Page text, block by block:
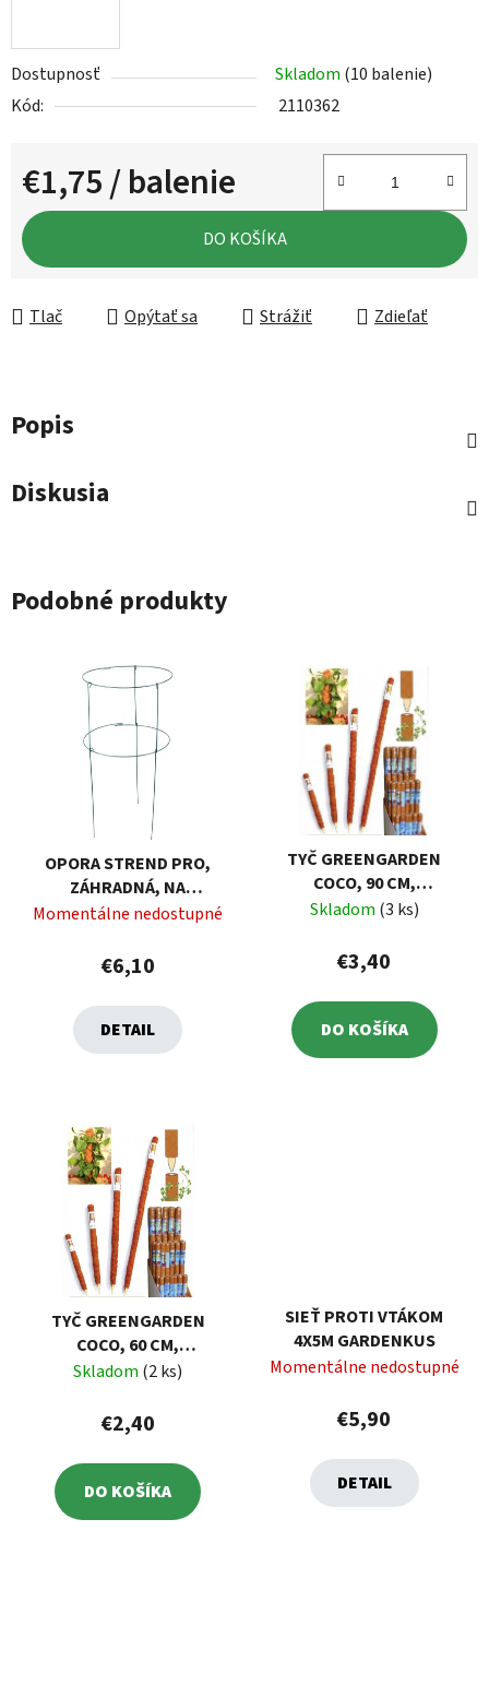
Dostupnosť Skladom (10 balenie)
Kód:
2110362
€1,75/ balenie
Jednotková cena:
DO KOŠÍKA
Tlač Opýtať sa Strážiť Zdieľať
Popis
Diskusia
Podobné produkty
OPORA STREND PRO,
ZÁHRADNÁ, NA
RASTLINY, KRUHOVÁ,
Momentálne nedostupné
€6,10
DETAIL
TYČ GREENGARDEN
COCO, 90 CM,
KOKOSOVÁ, OPORNÁ K
Skladom (3 ks)
€3,40
DO KOŠÍKA
TYČ GREENGARDEN
COCO, 60 CM,
KOKOSOVÁ, OPORNÁ K
Skladom (2 ks)
€2,40
DO KOŠÍKA
SIEŤ PROTI VTÁKOM
4X5M GARDENKUS
Momentálne nedostupné
€5,90
DETAIL